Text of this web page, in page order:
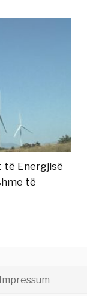
Energjisë
të
Impressum